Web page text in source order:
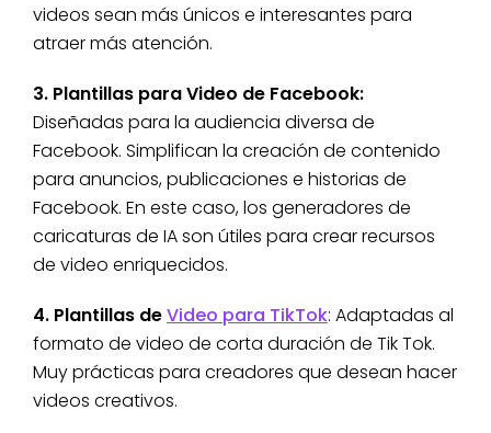
videos sean más únicos e interesantes para
atraer más atención.
3. Plantillas para Video de Facebook:
Diseñadas para la audiencia diversa de
Facebook. Simplifican la creación de contenido
para anuncios, publicaciones e historias de
Facebook. En este caso, los generadores de
caricaturas de IA son útiles para crear recursos
de video enriquecidos.
4. Plantillas deVideo para TikTok: Adaptadas al
formato de video de corta duración de Tik Tok.
Muy prácticas para creadores que desean hacer
videos creativos.